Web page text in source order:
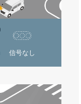
信号なし